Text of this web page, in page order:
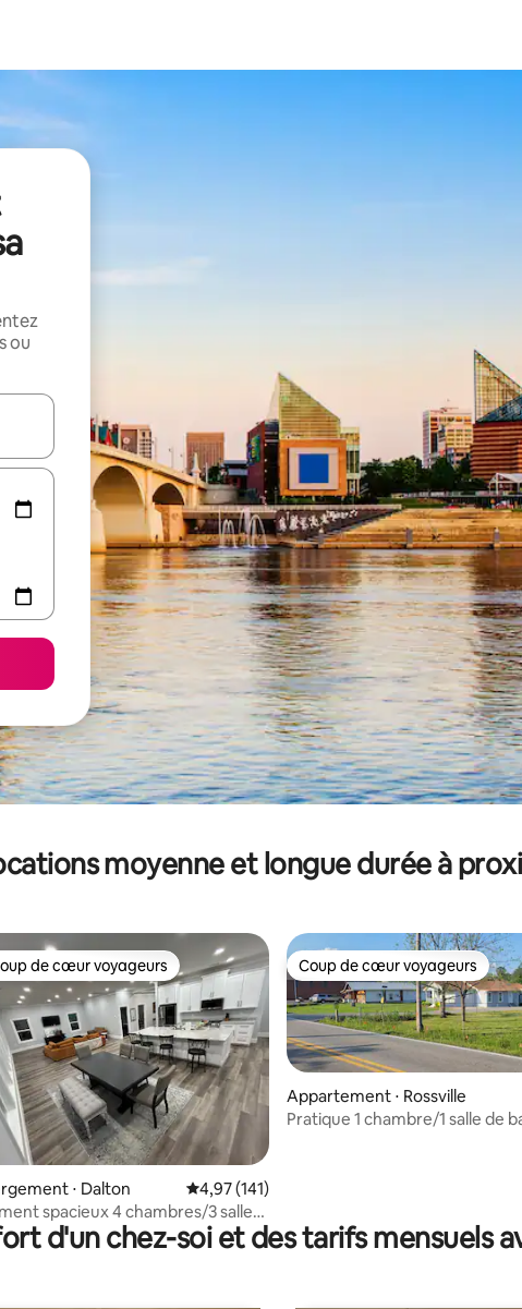
ou
vers le haut et vers le bas pour les parcourir ou en appuyant et en
moyenne et longue durée à
sur la base de 4 commentaires : 5 sur 5
de cœur voyageurs les plus appréciés
de cœur voyageurs
⋅ Dalton Évaluation moyenne sur la base de 141
4,97 (141)
spacieux 4 chambres/3 salles
Coup de cœur voyageurs
Coup de cœur voyageurs
Appartement ⋅ Rossville
Pratique 1 chambre/1 salle de
d'un chez-soi et des tarifs mensuels